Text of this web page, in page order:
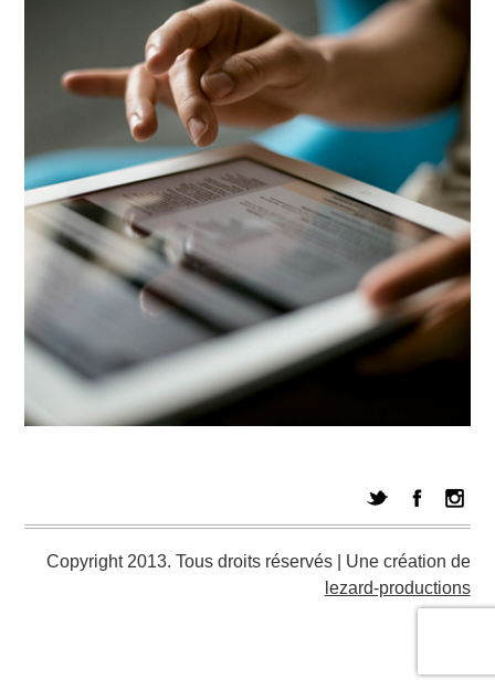
Copyright 2013. Tous droits réservés | Une création de
lezard-productions